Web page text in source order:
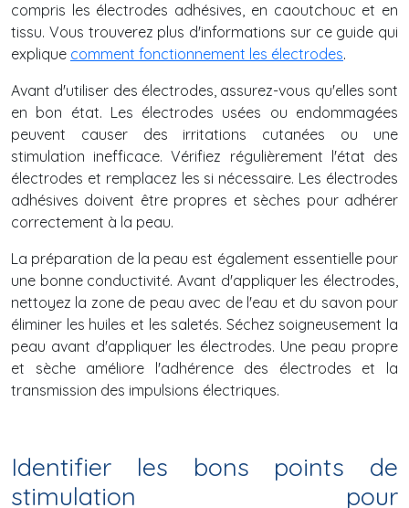
compris les électrodes adhésives, en caoutchouc et en
tissu. Vous trouverez plus d'informations sur ce guide qui
explique comment fonctionnement les électrodes.
Avant d'utiliser des électrodes, assurez-vous qu'elles sont
en bon état. Les électrodes usées ou endommagées
peuvent causer des irritations cutanées ou une
stimulation inefficace. Vérifiez régulièrement l'état des
électrodes et remplacez les si nécessaire. Les électrodes
adhésives doivent être propres et sèches pour adhérer
correctement à la peau.
La préparation de la peau est également essentielle pour
une bonne conductivité. Avant d'appliquer les électrodes,
nettoyez la zone de peau avec de l'eau et du savon pour
éliminer les huiles et les saletés. Séchez soigneusement la
peau avant d'appliquer les électrodes. Une peau propre
et sèche améliore l'adhérence des électrodes et la
transmission des impulsions électriques.
Identifier les bons points de
stimulation pour